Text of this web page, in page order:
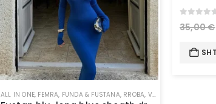
ALL IN ONE, FEMRA, FUNDA & FUSTANA, RROBA, VESHJE
out
35,00€